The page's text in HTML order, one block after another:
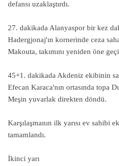
defansı uzaklaştırdı.
27. dakikada Alanyaspor bir kez
Hadergjonaj'ın kornerinde ceza
Makouta, takımını yeniden öne
45+1. dakikada Akdeniz ekibinin
Efecan Karaca'nın ortasında topa
Meşin yuvarlak direkten döndü.
Karşılaşmanın ilk yarısı ev sahibi
tamamlandı.
İkinci yarı